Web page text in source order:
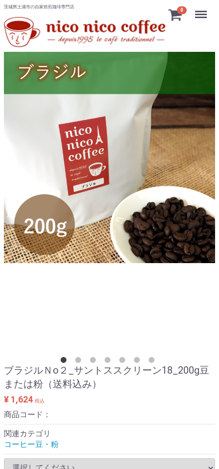
茨城県土浦市の自家焙煎珈琲専門店
0 Menu
ブラジルＮo２_サントススクリーン18_200g豆
または粉（送料込み）
¥ 1,624 税込
商品コード：
関連カテゴリ
コーヒー豆・粉